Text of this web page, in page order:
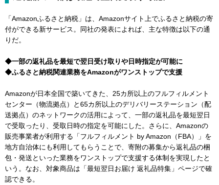
「Amazonふるさと納税」は、Amazonサイト上でふるさと納税の寄
付ができる新サービス。同社の発表によれば、主な特徴は以下の通
りだ。
◆一部の返礼品を最短で翌日受け取りや日時指定が可能に
◆ふるさと納税関連業務をAmazonがワンストップで支援
Amazonが日本全国で築いてきた、25カ所以上のフルフィルメント
センター（物流拠点）と65カ所以上のデリバリーステーション（配
送拠点）のネットワークの活用によって、一部の返礼品を最短翌日
で受取ったり、受取日時の指定を可能にした。さらに、Amazonの
販売事業者が利用する「フルフィルメント by Amazon（FBA）」を
地方自治体にも利用してもらうことで、寄附の募集から返礼品の梱
包・発送といった業務をワンストップで支援する体制を実現したと
いう。なお、対象商品は「最短翌日お届け 返礼品特集」ページで確
認できる。